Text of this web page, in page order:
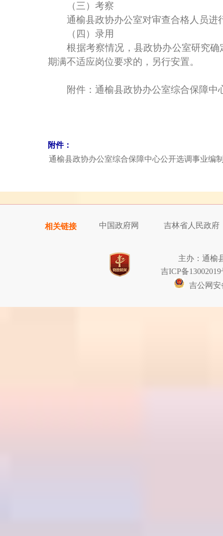
（三）考察
通榆县政协办公室对审查合格人员进
（四）录用
根据考察情况，县政协办公室研究确
期满不适应岗位要求的，另行安置。
附件：通榆县政协办公室综合保障中
附件：
通榆县政协办公室综合保障中心公开选调事业编
相关链接 中国政府网 吉林省人民政府
主办：通榆
吉ICP备13002019
吉公网安